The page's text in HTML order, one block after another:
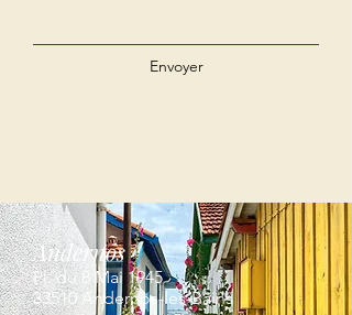
Envoyer
Andernos
Pl. du 8 Mai 1945
33510 Andernos-les-Bains